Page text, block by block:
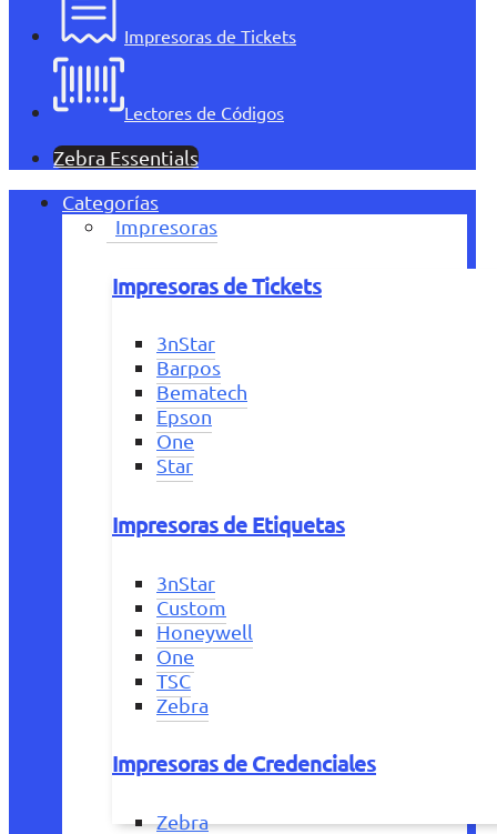
Impresoras de Tickets
Lectores de Códigos
Zebra Essentials
Categorías
Impresoras
Impresoras de Tickets
3nStar
Barpos
Bematech
Epson
One
Star
Impresoras de Etiquetas
3nStar
Custom
Honeywell
One
TSC
Zebra
Impresoras de Credenciales
Zebra